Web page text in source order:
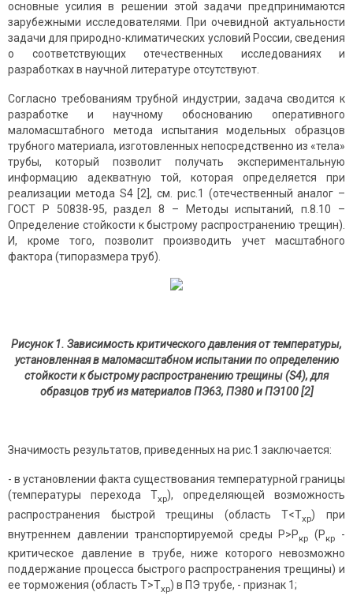
основные усилия в решении этой задачи предпринимаются
зарубежными исследователями. При очевидной актуальности
задачи для природно-климатических условий России, сведения
о соответствующих отечественных исследованиях и
разработках в научной литературе отсутствуют.
Согласно требованиям трубной индустрии, задача сводится к
разработке и научному обоснованию оперативного
маломасштабного метода испытания модельных образцов
трубного материала, изготовленных непосредственно из «тела»
трубы, который позволит получать экспериментальную
информацию адекватную той, которая определяется при
реализации метода S4 [2], см. рис.1 (отечественный аналог –
ГОСТ Р 50838-95, раздел 8 – Методы испытаний, п.8.10 –
Определение стойкости к быстрому распространению трещин).
И, кроме того, позволит производить учет масштабного
фактора (типоразмера труб).
Рисунок 1. Зависимость критического давления от температуры,
установленная в маломасштабном испытании по определению
стойкости к быстрому распространению трещины (S4), для
образцов труб из материалов ПЭ63, ПЭ80 и ПЭ100 [2]
Значимость результатов, приведенных на рис.1 заключается:
- в установлении факта существования температурной границы
(температуры перехода Тхр), определяющей возможность
распространения быстрой трещины (область Т<Тхр) при
внутреннем давлении транспортируемой среды Р>Ркр (Ркр -
критическое давление в трубе, ниже которого невозможно
поддержание процесса быстрого распространения трещины) и
ее торможения (область Т>Тхр) в ПЭ трубе, - признак 1;